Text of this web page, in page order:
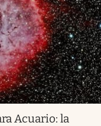
Acuario: la